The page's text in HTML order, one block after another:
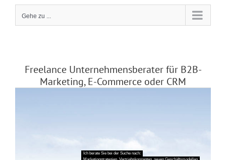
Gehe zu ...
Freelance Unternehmensberater für B2B-
Marketing, E-Commerce oder CRM
Ich berate Sie bei der Suche nach: